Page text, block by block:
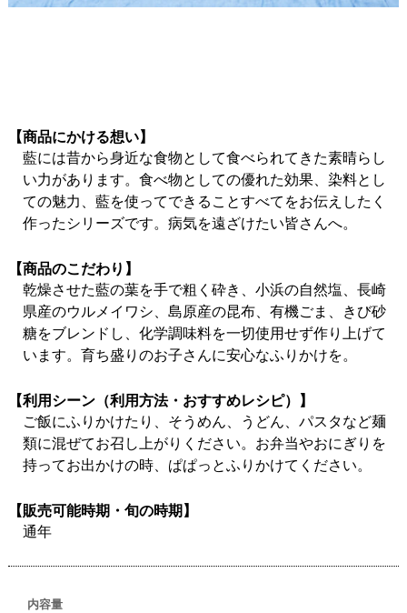
【商品にかける想い】
藍には昔から身近な食物として食べられてきた素晴らし
い力があります。食べ物としての優れた効果、染料とし
ての魅力、藍を使ってできることすべてをお伝えしたく
作ったシリーズです。病気を遠ざけたい皆さんへ。
【商品のこだわり】
乾燥させた藍の葉を手で粗く砕き、小浜の自然塩、長崎
県産のウルメイワシ、島原産の昆布、有機ごま、きび砂
糖をブレンドし、化学調味料を一切使用せず作り上げて
います。育ち盛りのお子さんに安心なふりかけを。
【利用シーン（利用方法・おすすめレシピ）】
ご飯にふりかけたり、そうめん、うどん、パスタなど麺
類に混ぜてお召し上がりください。お弁当やおにぎりを
持ってお出かけの時、ぱぱっとふりかけてください。
【販売可能時期・旬の時期】
通年
内容量